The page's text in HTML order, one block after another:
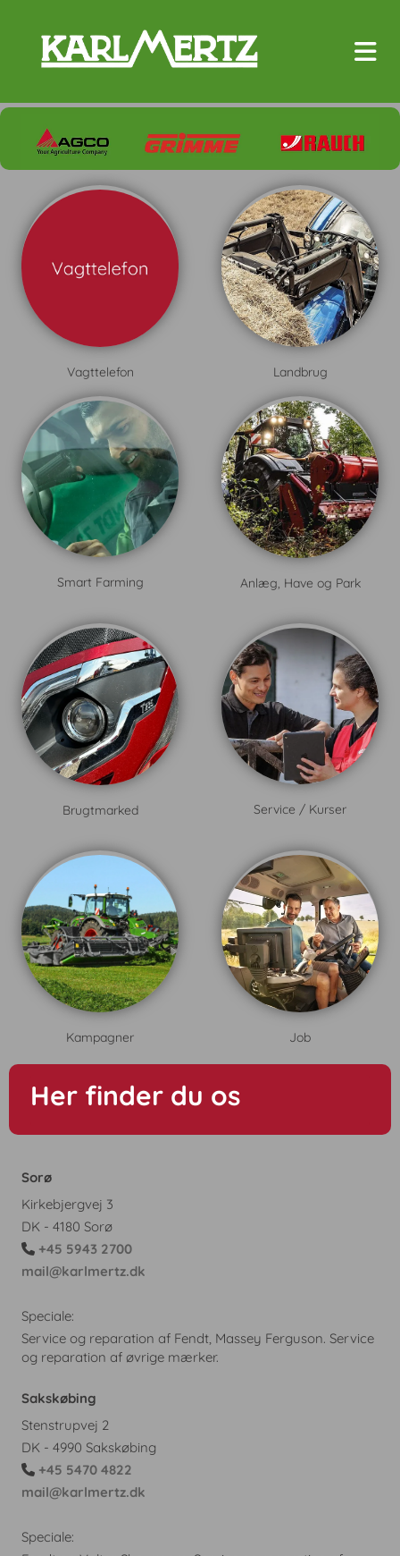
Vagttelefon Landbrug
Smart Farming Anlæg, Have og Park
Brugtmarked Service / Kurser
Kampagner Job
Her finder du os
Sorø
Kirkebjergvej 3
DK - 4180 Sorø
 +45 5943 2700
mail@karlmertz.dk
Speciale:
Service og reparation af Fendt, Massey Ferguson. Service
og reparation af øvrige mærker.
Sakskøbing
Stenstrupvej 2
DK - 4990 Sakskøbing
 +45 5470 4822
mail@karlmertz.dk
Speciale: